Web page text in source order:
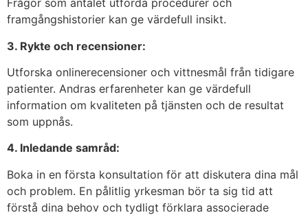
Frågor som antalet utförda procedurer och
framgångshistorier kan ge värdefull insikt.
3. Rykte och recensioner:
Utforska onlinerecensioner och vittnesmål från tidigare
patienter. Andras erfarenheter kan ge värdefull
information om kvaliteten på tjänsten och de resultat
som uppnås.
4. Inledande samråd:
Boka in en första konsultation för att diskutera dina mål
och problem. En pålitlig yrkesman bör ta sig tid att
förstå dina behov och tydligt förklara associerade